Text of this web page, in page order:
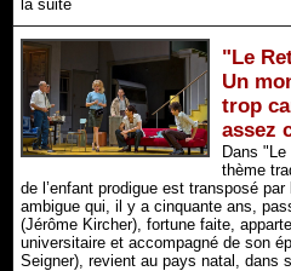
la suite
"Le
Un
trop
assez
Dans
thème
de l’enfant prodigue est transposé
ambigue qui, il y a cinquante ans,
(Jérôme Kircher), fortune faite,
universitaire et accompagné de son
Seigner), revient au pays natal, dans